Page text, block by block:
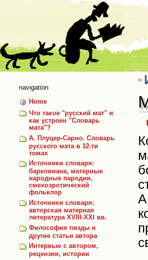
navigation
Home
Что такое "русский мат" и
как устроен "Словарь
мата"?
А. Плуцер-Сарно. Словарь
русского мата в 12-ти
томах
Источники словаря:
барковиана, матерные
народные пародии,
смехоэротический
фольклор
Источники словаря:
авторская матерная
литература XVIII-XXI вв.
Философия пизды и
другие статьи автора
Интервью с автором,
рецензии, истории
А